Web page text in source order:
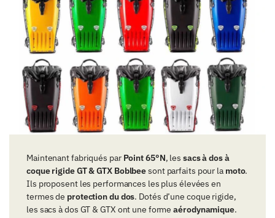
Maintenant fabriqués par Point 65°N, les sacs à dos à
coque rigide GT & GTX Boblbeesont parfaits pour la moto.
Ils proposent les performances les plus élevées en
termes de protection du dos. Dotés d’une coque rigide,
les sacs à dos GT & GTX ont une formeaérodynamique.